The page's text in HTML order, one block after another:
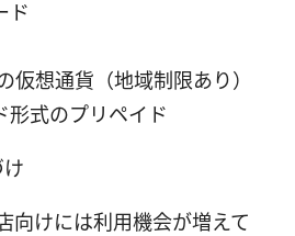
ド
仮想通貨（地域制限あり）
形式のプリペイド
向けには利用機会が増えて